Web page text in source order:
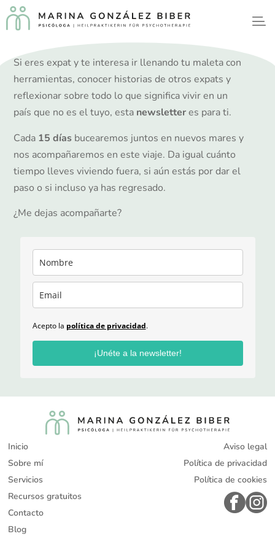
Si eres expat y te interesa ir llenando tu maleta con
herramientas, conocer historias de otros expats y
reflexionar sobre todo lo que significa vivir en un
país que no es el tuyo, esta newsletteres para ti.
Cada 15 días bucearemos juntos en nuevos mares y
nos acompañaremos en este viaje. Da igual cuánto
tiempo lleves viviendo fuera, si aún estás por dar el
paso o si incluso ya has regresado.
¿Me dejas acompañarte?
Acepto la política de privacidad.
¡Unéte a la newsletter!
Inicio
Sobre mí
Servicios
Recursos gratuitos
Contacto
Blog
Aviso legal
Política de privacidad
Política de cookies